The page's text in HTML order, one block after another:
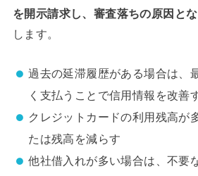
を開示請求し、審査落ちの原因と
します。
過去の延滞履歴がある場合は、
く支払うことで信用情報を改善
クレジットカードの利用残高が
たは残高を減らす
他社借入れが多い場合は、不要